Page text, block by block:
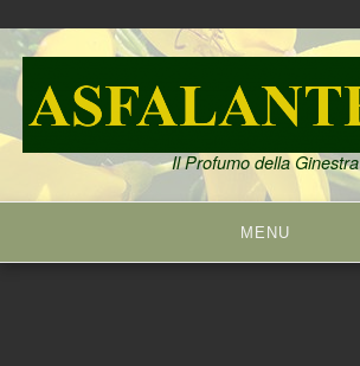
Skip
to
content
Il Profumo della Ginestra
MENU